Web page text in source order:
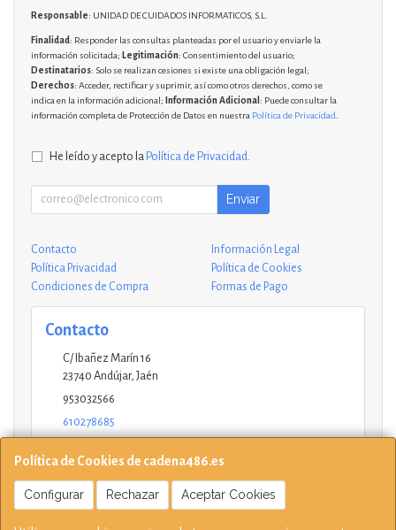
Política de Cookies de cadena486.es
Configurar Rechazar Aceptar Cookies
Responsable: UNIDAD DE CUIDADOS INFORMATICOS, S.L.
Finalidad: Responder las consultas planteadas por el usuario y enviarle la
información solicitada; Legitimación: Consentimiento del usuario;
Destinatarios: Solo se realizan cesiones si existe una obligación legal;
Derechos: Acceder, rectificar y suprimir, así como otros derechos, como se
indica en la información adicional; Información Adicional : Puede consultar la
información completa de Protección de Datos en nuestra Política de Privacidad
He leído y acepto la Política de Privacidad
Enviar
Contacto
Información Legal
Política Privacidad
Política de Cookies
Condiciones de Compra
Formas de Pago
Contacto
C/ Ibañez Marín 16
23740 Andújar, Jaén
953032566
610278685
Horario